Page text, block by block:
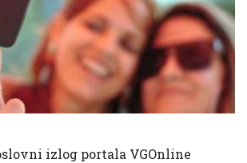
izlog portala VGOnline